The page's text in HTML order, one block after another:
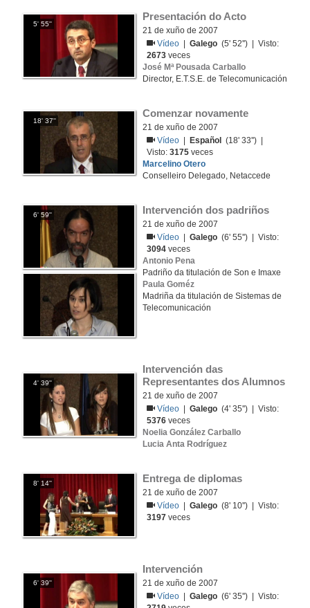
5' 55''
Presentación do Acto
21 de xuño de 2007
Vídeo
|Galego (5' 52'') | Visto:
2673 veces
José Mª Pousada Carballo
Director, E.T.S.E. de Telecomunicación
18' 37''
Comenzar novamente
21 de xuño de 2007
Vídeo
Español
(18' 33'') |
Visto:3175 veces
Marcelino Otero
Conselleiro Delegado, Netaccede
6' 59'' Intervención dos padriños
21 de xuño de 2007
Vídeo
|Galego (6' 55'') | Visto:
3094 veces
Antonio Pena
Padriño da titulación de Son e Imaxe
Paula Goméz
Madriña da titulación de Sistemas de
Telecomunicación
4' 39''
Intervención das
Representantes dos Alumnos
21 de xuño de 2007
Vídeo
|Galego (4' 35'') | Visto:
5376 veces
Noelia González Carballo
Lucia Anta Rodríguez
8' 14'' Entrega de diplomas
21 de xuño de 2007
Vídeo
|Galego (8' 10'') | Visto:
3197 veces
6' 39''
Intervención
21 de xuño de 2007
Vídeo
|Galego (6' 35'') | Visto: